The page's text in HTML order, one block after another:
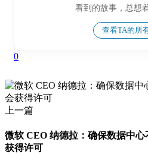
看到的故事，总想
查看TA的所
0
上一篇
微软 CEO 纳德拉：确保数据中
获得许可